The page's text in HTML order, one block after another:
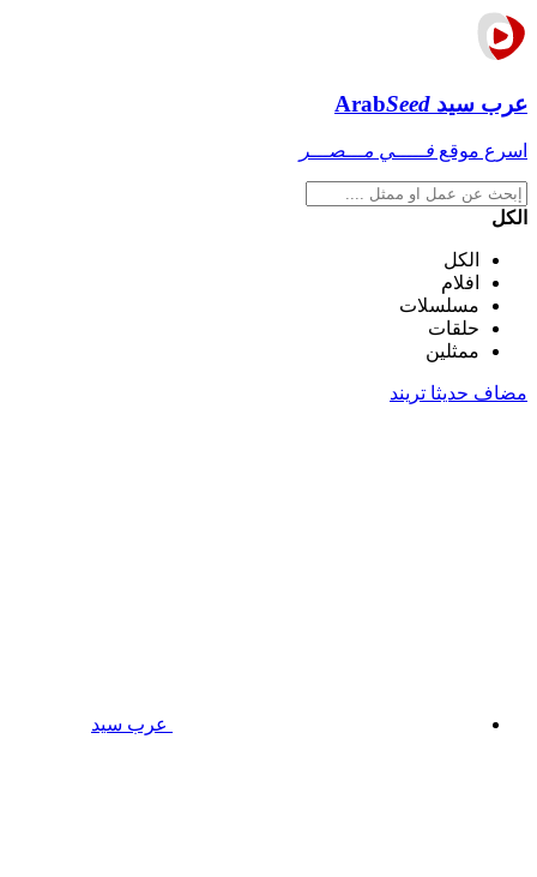
عرب سيد ArabSeed
اسرع موقع فـــــي مـــصـــر
الكل
الكل
افلام
مسلسلات
حلقات
ممثلين
مضاف حديثا تريند
عرب سيد